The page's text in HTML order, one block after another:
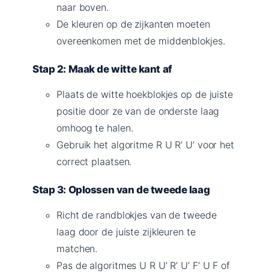
naar boven.
De kleuren op de zijkanten moeten
overeenkomen met de middenblokjes.
Stap 2: Maak de witte kant af
Plaats de witte hoekblokjes op de juiste
positie door ze van de onderste laag
omhoog te halen.
Gebruik het algoritme R U R’ U’ voor het
correct plaatsen.
Stap 3: Oplossen van de tweede laag
Richt de randblokjes van de tweede
laag door de juiste zijkleuren te
matchen.
Pas de algoritmes U R U’ R’ U’ F’ U F of